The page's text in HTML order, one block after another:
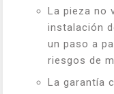
La pieza no
instalación
un paso a
riesgos de
La garantía